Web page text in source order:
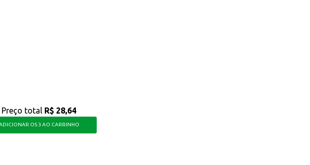
Preço total R$ 28,64
OS 3 AO CARRINHO